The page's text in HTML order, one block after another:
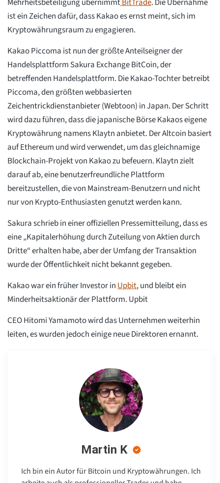
ist ein Zeichen dafür, dass Kakao es ernst meint, sich im
Kryptowährungsraum zu engagieren.
Kakao Piccoma ist nun der größte Anteilseigner der
Handelsplattform Sakura Exchange BitCoin, der
betreffenden Handelsplattform. Die Kakao-Tochter betreibt
Piccoma, den größten webbasierten
Zeichentrickdienstanbieter (Webtoon) in Japan. Der Schritt
wird dazu führen, dass die japanische Börse Kakaos eigene
Kryptowährung namens Klaytn anbietet. Der Altcoin basiert
auf Ethereum und wird verwendet, um das gleichnamige
Blockchain-Projekt von Kakao zu befeuern. Klaytn zielt
darauf ab, eine benutzerfreundliche Plattform
bereitzustellen, die von Mainstream-Benutzern und nicht
nur von Krypto-Enthusiasten genutzt werden kann.
Sakura schrieb in einer offiziellen Pressemitteilung, dass es
eine „Kapitalerhöhung durch Zuteilung von Aktien durch
Dritte“ erhalten habe, aber der Umfang der Transaktion
wurde der Öffentlichkeit nicht bekannt gegeben.
Kakao war ein früher Investor in Upbit, und bleibt ein
Minderheitsaktionär der Plattform. Upbit
CEO Hitomi Yamamoto wird das Unternehmen weiterhin
leiten, es wurden jedoch einige neue Direktoren ernannt.
Martin K
Ich bin ein Autor für Bitcoin und Kryptowährungen. Ich